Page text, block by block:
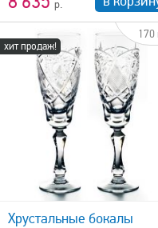
хит продаж!
Хрустальные бокалы
быстрый просмотр